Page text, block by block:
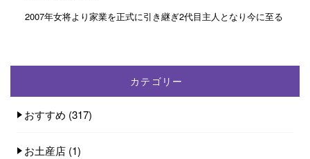
2007年女将より家業を正式に引き継ぎ2代目主人となり今に至る
カテゴリー
おすすめ (317)
お土産店 (1)